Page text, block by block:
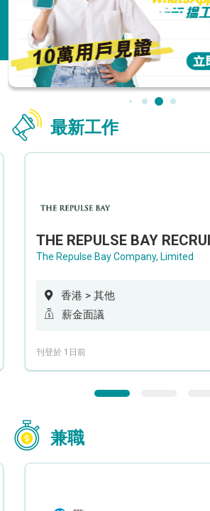
最新工作
The Repulse Bay Company, Limited
香港 > 其他
薪金面議
刊登於 1日前
兼職